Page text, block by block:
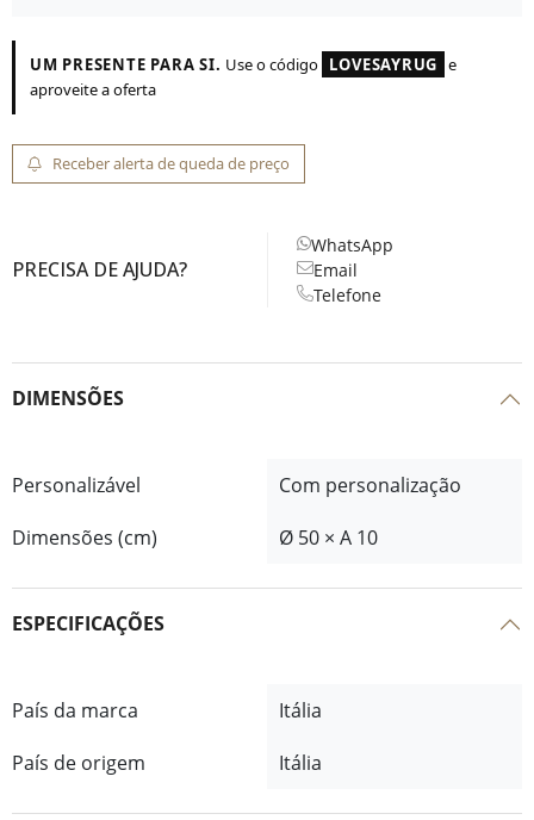
UM PRESENTE PARA SI. Use o código LOVESAYRUG e
aproveite a oferta
Receber alerta de queda de preço
PRECISA DE AJUDA?
WhatsApp
Email
Telefone
DIMENSÕES
Personalizável
Com personalização
Dimensões (cm)
Ø 50 × A 10
ESPECIFICAÇÕES
País da marca
Itália
País de origem
Itália